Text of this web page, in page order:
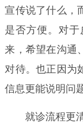
宣传说了什么，
是否方便。对
来，希望在沟通
对待。也正因为
信息更能说明问
就诊流程更